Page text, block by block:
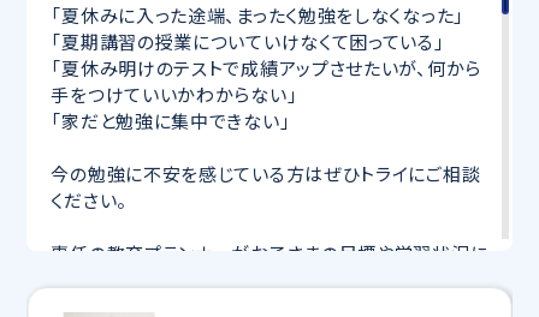
「夏休みに入った途端、まったく勉強をしなくなった」
「夏期講習の授業についていけなくて困っている」
「夏休み明けのテストで成績アップさせたいが、何から
手をつけていいかわからない」
「家だと勉強に集中できない」
今の勉強に不安を感じている方はぜひトライにご相談
ください。
専任の教育プランナーがお子さまの目標や学習状況に